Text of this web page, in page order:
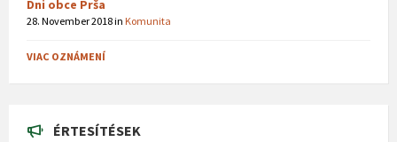
Dni obce Prša
28. November 2018in Komunita
VIAC OZNÁMENÍ
ÉRTESÍTÉSEK